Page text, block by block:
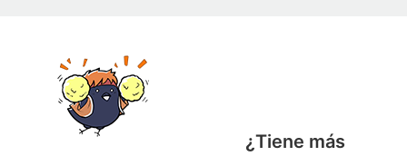
¿Tiene más